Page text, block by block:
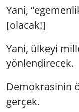
Yani,
[olacak!]
Yani, ülkeyi
yönlendirecek.
Demokrasinin
gerçek.
KÜLTÜR
POLİTİKA
RESMİ